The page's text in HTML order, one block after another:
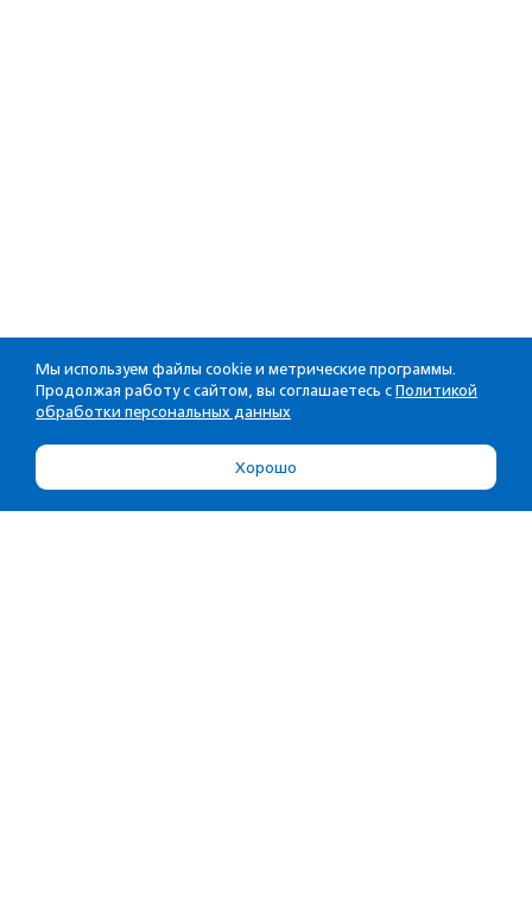
Мы используем файлы cookie и метрические программы.
Продолжая работу с сайтом, вы соглашаетесь с Политикой
обработки персональных данных
Хорошо